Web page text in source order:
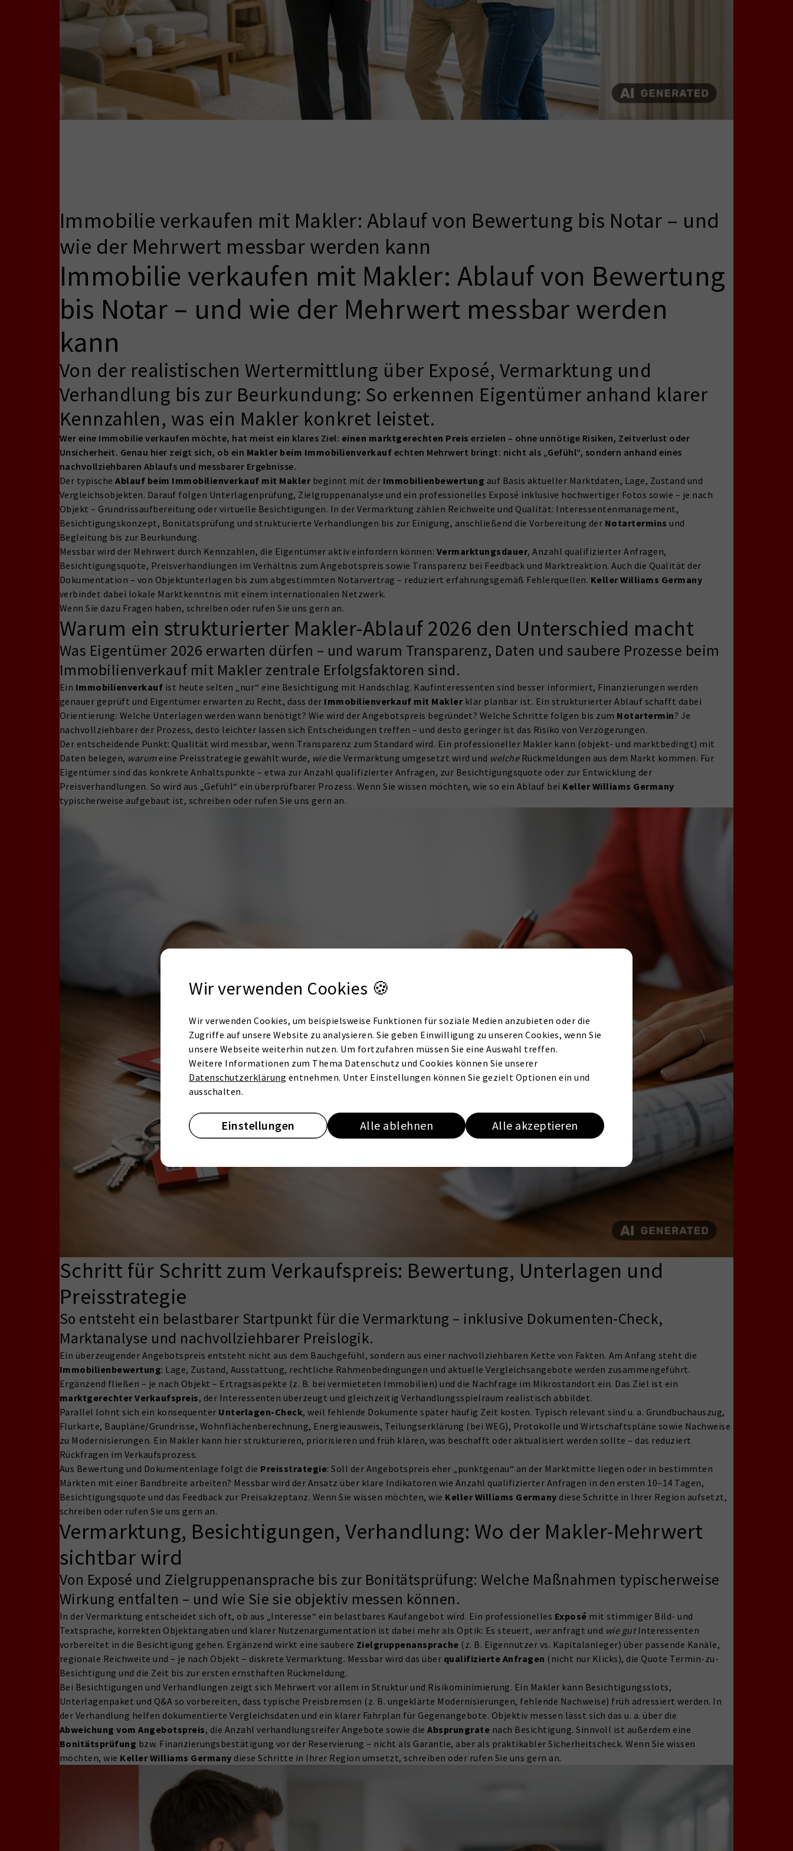
Immobilie verkaufen mit Makler: Ablauf von Bewertung bis Notar – und
wie der Mehrwert messbar werden kann
Immobilie verkaufen mit Makler: Ablauf von Bewertung
bis Notar – und wie der Mehrwert messbar werden
kann
Von der realistischen Wertermittlung über Exposé, Vermarktung und
Verhandlung bis zur Beurkundung: So erkennen Eigentümer anhand klarer
Kennzahlen, was ein Makler konkret leistet.
Wer eine Immobilie verkaufen möchte, hat meist ein klares Ziel: einen marktgerechten Preis erzielen – ohne unnötige Risiken, Zeitverlust oder
Unsicherheit. Genau hier zeigt sich, ob ein Makler beim Immobilienverkauf echten Mehrwert bringt: nicht als „Gefühl“, sondern anhand eines
nachvollziehbaren Ablaufs und messbarer Ergebnisse.
Der typischeAblauf beim Immobilienverkauf mit Maklerbeginnt mit der Immobilienbewertung auf Basis aktueller Marktdaten, Lage, Zustand und
Vergleichsobjekten. Darauf folgen Unterlagenprüfung, Zielgruppenanalyse und ein professionelles Exposé inklusive hochwertiger Fotos sowie – je nach
Objekt – Grundrissaufbereitung oder virtuelle Besichtigungen. In der Vermarktung zählen Reichweite und Qualität: Interessentenmanagement,
Besichtigungskonzept, Bonitätsprüfung und strukturierte Verhandlungen bis zur Einigung, anschließend die Vorbereitung der Notartermins und
Begleitung bis zur Beurkundung.
Messbar wird der Mehrwert durch Kennzahlen, die Eigentümer aktiv einfordern können: Vermarktungsdauer, Anzahl qualifizierter Anfragen,
Besichtigungsquote, Preisverhandlungen im Verhältnis zum Angebotspreis sowie Transparenz bei Feedback und Marktreaktion. Auch die Qualität der
Dokumentation – von Objektunterlagen bis zum abgestimmten Notarvertrag – reduziert erfahrungsgemäß Fehlerquellen. Keller Williams Germany
verbindet dabei lokale Marktkenntnis mit einem internationalen Netzwerk.
Wenn Sie dazu Fragen haben, schreiben oder rufen Sie uns gern an.
Warum ein strukturierter Makler-Ablauf 2026 den Unterschied macht
Was Eigentümer 2026 erwarten dürfen – und warum Transparenz, Daten und saubere Prozesse beim
Immobilienverkauf mit Makler zentrale Erfolgsfaktoren sind.
Ein Immobilienverkauf ist heute selten „nur“ eine Besichtigung mit Handschlag. Kaufinteressenten sind besser informiert, Finanzierungen werden
genauer geprüft und Eigentümer erwarten zu Recht, dass der Immobilienverkauf mit Maklerklar planbar ist. Ein strukturierter Ablauf schafft dabei
Orientierung: Welche Unterlagen werden wann benötigt? Wie wird der Angebotspreis begründet? Welche Schritte folgen bis zum Notartermin? Je
nachvollziehbarer der Prozess, desto leichter lassen sich Entscheidungen treffen – und desto geringer ist das Risiko von Verzögerungen.
Der entscheidende Punkt: Qualität wird messbar, wenn Transparenz zum Standard wird. Ein professioneller Makler kann (objekt- und marktbedingt) mit
Daten belegen, warumeine Preisstrategie gewählt wurde, wiedie Vermarktung umgesetzt wird und welcheRückmeldungen aus dem Markt kommen. Für
Eigentümer sind das konkrete Anhaltspunkte – etwa zur Anzahl qualifizierter Anfragen, zur Besichtigungsquote oder zur Entwicklung der
Preisverhandlungen. So wird aus „Gefühl“ ein überprüfbarer Prozess. Wenn Sie wissen möchten, wie so ein Ablauf bei Keller Williams Germany
typischerweise aufgebaut ist, schreiben oder rufen Sie uns gern an.
Schritt für Schritt zum Verkaufspreis: Bewertung, Unterlagen und
Preisstrategie
So entsteht ein belastbarer Startpunkt für die Vermarktung – inklusive Dokumenten-Check,
Marktanalyse und nachvollziehbarer Preislogik.
Ein überzeugender Angebotspreis entsteht nicht aus dem Bauchgefühl, sondern aus einer nachvollziehbaren Kette von Fakten. Am Anfang steht die
Immobilienbewertung: Lage, Zustand, Ausstattung, rechtliche Rahmenbedingungen und aktuelle Vergleichsangebote werden zusammengeführt.
Ergänzend fließen – je nach Objekt – Ertragsaspekte (z. B. bei vermieteten Immobilien) und die Nachfrage im Mikrostandort ein. Das Ziel ist ein
marktgerechter Verkaufspreis, der Interessenten überzeugt und gleichzeitig Verhandlungsspielraum realistisch abbildet.
Parallel lohnt sich ein konsequenter Unterlagen-Check, weil fehlende Dokumente später häufig Zeit kosten. Typisch relevant sind u. a. Grundbuchauszug,
Flurkarte, Baupläne/Grundrisse, Wohnflächenberechnung, Energieausweis, Teilungserklärung (bei WEG), Protokolle und Wirtschaftspläne sowie Nachweise
zu Modernisierungen. Ein Makler kann hier strukturieren, priorisieren und früh klären, was beschafft oder aktualisiert werden sollte – das reduziert
Rückfragen im Verkaufsprozess.
Aus Bewertung und Dokumentenlage folgt die Preisstrategie: Soll der Angebotspreis eher „punktgenau“ an der Marktmitte liegen oder in bestimmten
Märkten mit einer Bandbreite arbeiten? Messbar wird der Ansatz über klare Indikatoren wie Anzahl qualifizierter Anfragen in den ersten 10–14 Tagen,
Besichtigungsquote und das Feedback zur Preisakzeptanz. Wenn Sie wissen möchten, wie Keller Williams Germany diese Schritte in Ihrer Region aufsetzt,
schreiben oder rufen Sie uns gern an.
Vermarktung, Besichtigungen, Verhandlung: Wo der Makler-Mehrwert
sichtbar wird
Von Exposé und Zielgruppenansprache bis zur Bonitätsprüfung: Welche Maßnahmen typischerweise
Wirkung entfalten – und wie Sie sie objektiv messen können.
In der Vermarktung entscheidet sich oft, ob aus „Interesse“ ein belastbares Kaufangebot wird. Ein professionelles Exposé mit stimmiger Bild- und
Textsprache, korrekten Objektangaben und klarer Nutzenargumentation ist dabei mehr als Optik: Es steuert, weranfragt und wie gutInteressenten
vorbereitet in die Besichtigung gehen. Ergänzend wirkt eine saubere Zielgruppenansprache (z. B. Eigennutzer vs. Kapitalanleger) über passende Kanäle,
regionale Reichweite und – je nach Objekt – diskrete Vermarktung. Messbar wird das über qualifizierte Anfragen (nicht nur Klicks), die Quote Termin-zu-
Besichtigung und die Zeit bis zur ersten ernsthaften Rückmeldung.
Bei Besichtigungen und Verhandlungen zeigt sich Mehrwert vor allem in Struktur und Risikominimierung. Ein Makler kann Besichtigungsslots,
Unterlagenpaket und Q&A so vorbereiten, dass typische Preisbremsen (z. B. ungeklärte Modernisierungen, fehlende Nachweise) früh adressiert werden. In
der Verhandlung helfen dokumentierte Vergleichsdaten und ein klarer Fahrplan für Gegenangebote. Objektiv messen lässt sich das u. a. über die
Abweichung vom Angebotspreis, die Anzahl verhandlungsreifer Angebote sowie dieAbsprungrate nach Besichtigung. Sinnvoll ist außerdem eine
Bonitätsprüfung bzw. Finanzierungsbestätigung vor der Reservierung – nicht als Garantie, aber als praktikabler Sicherheitscheck. Wenn Sie wissen
möchten, wie Keller Williams Germany diese Schritte in Ihrer Region umsetzt, schreiben oder rufen Sie uns gern an.
Wir verwenden Cookies 🍪
Wir verwenden Cookies, um beispielsweise Funktionen für soziale Medien anzubieten oder die
Zugriffe auf unsere Website zu analysieren. Sie geben Einwilligung zu unseren Cookies, wenn Sie
unsere Webseite weiterhin nutzen. Um fortzufahren müssen Sie eine Auswahl treffen.
Weitere Informationen zum Thema Datenschutz und Cookies können Sie unserer
Datenschutzerklärung entnehmen. Unter Einstellungen können Sie gezielt Optionen ein und
ausschalten.
Einstellungen Alle ablehnen Alle akzeptieren